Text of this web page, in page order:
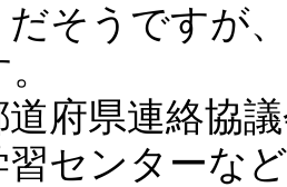
だそうですが
府県連絡協
習センターな